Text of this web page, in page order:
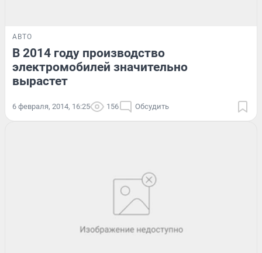
АВТО
В 2014 году производство
электромобилей значительно
вырастет
6 февраля, 2014, 16:25 156 Обсудить